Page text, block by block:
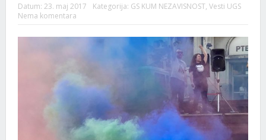
Datum: 23. maj 2017 Kategorija: GS KUM NEZAVISNOST, Vesti UGS
Nema komentara